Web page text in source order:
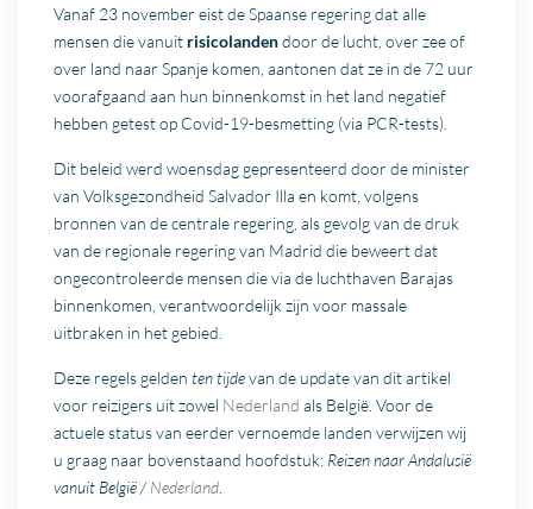
Vanaf 23 november eist de Spaanse regering dat alle
mensen die vanuit risicolandendoor de lucht, over zee of
over land naar Spanje komen, aantonen dat ze in de 72 uur
voorafgaand aan hun binnenkomst in het land negatief
hebben getest op Covid-19-besmetting (via PCR-tests).
Dit beleid werd woensdag gepresenteerd door de minister
van Volksgezondheid Salvador Illa en komt, volgens
bronnen van de centrale regering, als gevolg van de druk
van de regionale regering van Madrid die beweert dat
ongecontroleerde mensen die via de luchthaven Barajas
binnenkomen, verantwoordelijk zijn voor massale
uitbraken in het gebied.
Deze regels geldenten tijdevan de update van dit artikel
voor reizigers uit zowel Nederland als België. Voor de
actuele status van eerder vernoemde landen verwijzen wij
u graag naar bovenstaand hoofdstuk: Reizen naar Andalusië
vanuit België /Nederland.